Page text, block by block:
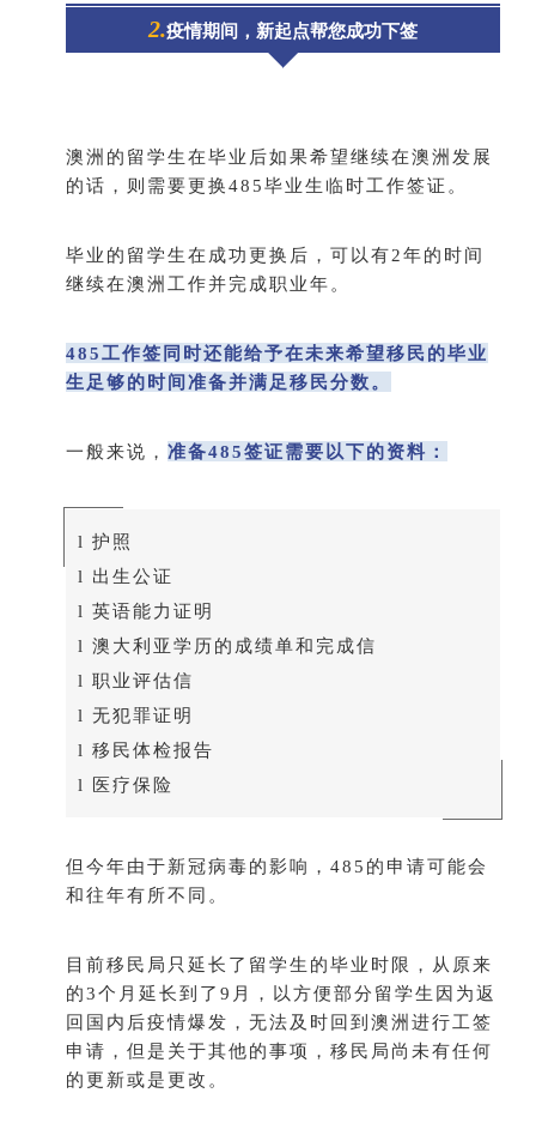
2.疫情期间，新起点帮您成功下签
澳洲的留学生在毕业后如果希望继续在澳洲发展
的话，则需要更换485毕业生临时工作签证。
毕业的留学生在成功更换后，可以有2年的时间
继续在澳洲工作并完成职业年。
485工作签同时还能给予在未来希望移民的毕业
生足够的时间准备并满足移民分数。
一般来说， 准备485签证需要以下的资料：
l 护照
l 出生公证
l 英语能力证明
l 澳大利亚学历的成绩单和完成信
l 职业评估信
l 无犯罪证明
l 移民体检报告
l 医疗保险
但今年由于新冠病毒的影响，485的申请可能会
和往年有所不同。
目前移民局只延长了留学生的毕业时限，从原来
的3个月延长到了9月，以方便部分留学生因为返
回国内后疫情爆发，无法及时回到澳洲进行工签
申请，但是关于其他的事项，移民局尚未有任何
的更新或是更改。